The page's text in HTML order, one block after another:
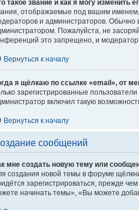
такое звание и как я могу изменить
отображаемые под вашим
и администраторов. Обычно
Пожалуйста, не
это запрещено, и
Вернуться к началу
я щёлкаю по ссылке «email», от
зарегистрированные
включил такую
Вернуться к началу
сообщений
мне создать новую тему или
создания новой темы в форуме
зарегистрироваться, прежде
начинать темы», «Вы можете